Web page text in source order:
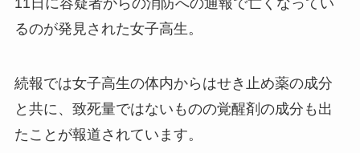
11日に容疑者からの消防への通報で亡くなってい
るのが発見された女子高生。
続報では女子高生の体内からはせき止め薬の成分
と共に、致死量ではないものの覚醒剤の成分も出
たことが報道されています。